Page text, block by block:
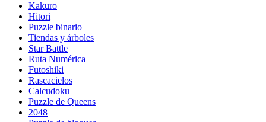
Kakuro
Hitori
Puzzle binario
Tiendas y árboles
Star Battle
Ruta Numérica
Futoshiki
Rascacielos
Calcudoku
Puzzle de Queens
2048